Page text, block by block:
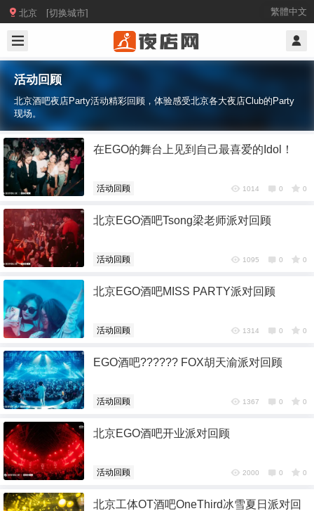
北京 [切换城市] 繁體中文
活动回顾
北京酒吧夜店Party活动精彩回顾，体验感受北京各大夜店Club的Party
现场。
在EGO的舞台上见到自己最喜爱的Idol！
活动回顾 1014 0 0
北京EGO酒吧Tsong梁老师派对回顾
活动回顾 1095 0 0
北京EGO酒吧MISS PARTY派对回顾
活动回顾 1314 0 0
EGO酒吧?????? FOX胡天渝派对回顾
活动回顾 1367 0 0
北京EGO酒吧开业派对回顾
活动回顾 2000 0 0
北京工体OT酒吧OneThird冰雪夏日派对回